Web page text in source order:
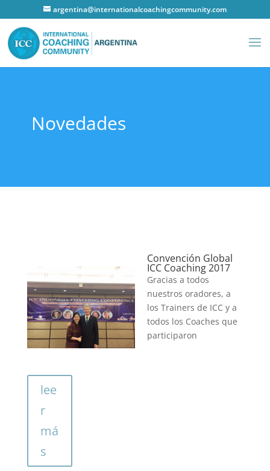
argentina@internationalcoachingcommunity.com
Novedades
Convención Global
ICC Coaching 2017
Gracias a todos
nuestros oradores, a
los Trainers de ICC y a
todos los Coaches que
participaron
lee
r
má
s